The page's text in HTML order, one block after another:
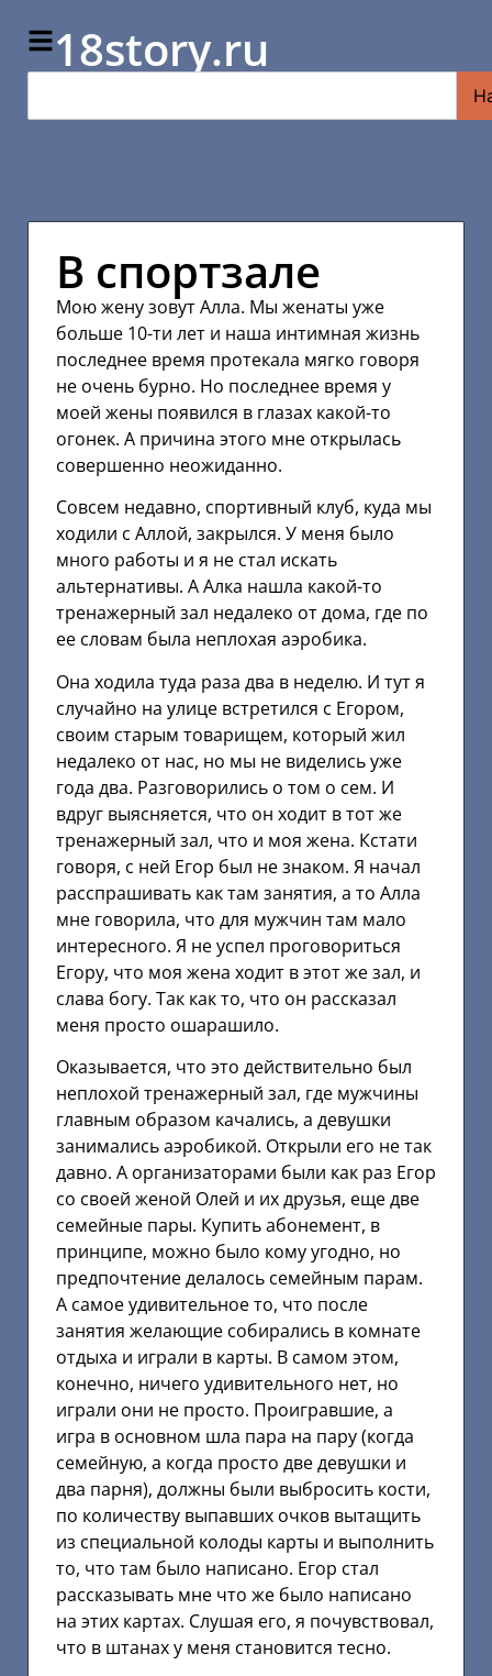
18story.ru
В спортзале
Мою жену зовут Алла. Мы женаты уже
больше 10-ти лет и наша интимная жизнь
последнее время протекала мягко говоря
не очень бурно. Но последнее время у
моей жены появился в глазах какой-то
огонек. А причина этого мне открылась
совершенно неожиданно.
Совсем недавно, спортивный клуб, куда мы
ходили с Аллой, закрылся. У меня было
много работы и я не стал искать
альтернативы. А Алка нашла какой-то
тренажерный зал недалеко от дома, где по
ее словам была неплохая аэробика.
Она ходила туда раза два в неделю. И тут я
случайно на улице встретился с Егором,
своим старым товарищем, который жил
недалеко от нас, но мы не виделись уже
года два. Разговорились о том о сем. И
вдруг выясняется, что он ходит в тот же
тренажерный зал, что и моя жена. Кстати
говоря, с ней Егор был не знаком. Я начал
расспрашивать как там занятия, а то Алла
мне говорила, что для мужчин там мало
интересного. Я не успел проговориться
Егору, что моя жена ходит в этот же зал, и
слава богу. Так как то, что он рассказал
меня просто ошарашило.
Оказывается, что это действительно был
неплохой тренажерный зал, где мужчины
главным образом качались, а девушки
занимались аэробикой. Открыли его не так
давно. А организаторами были как раз Егор
со своей женой Олей и их друзья, еще две
семейные пары. Купить абонемент, в
принципе, можно было кому угодно, но
предпочтение делалось семейным парам.
А самое удивительное то, что после
занятия желающие собирались в комнате
отдыха и играли в карты. В самом этом,
конечно, ничего удивительного нет, но
играли они не просто. Проигравшие, а
игра в основном шла пара на пару (когда
семейную, а когда просто две девушки и
два парня), должны были выбросить кости,
по количеству выпавших очков вытащить
из специальной колоды карты и выполнить
то, что там было написано. Егор стал
рассказывать мне что же было написано
на этих картах. Слушая его, я почувствовал,
что в штанах у меня становится тесно.